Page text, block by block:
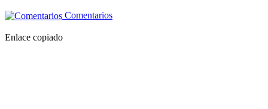
Comentarios
Enlace copiado